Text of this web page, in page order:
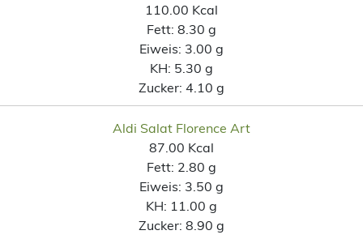
110.00 Kcal
Fett: 8.30 g
Eiweis: 3.00 g
KH: 5.30 g
Zucker: 4.10 g
Aldi Salat Florence Art
87.00 Kcal
Fett: 2.80 g
Eiweis: 3.50 g
KH: 11.00 g
Zucker: 8.90 g